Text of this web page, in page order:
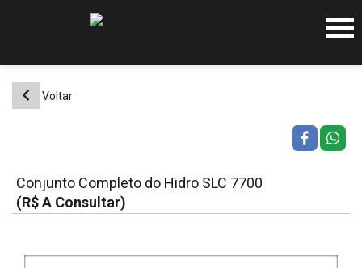
para
conteúdoVoltar
Conjunto Completo do Hidro SLC 7700
(R$ A Consultar)